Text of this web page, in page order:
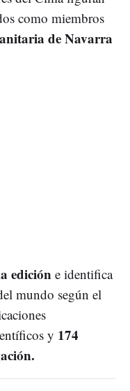
como miembros
de Navarra
edicióne identifica
mundo según el
y 174